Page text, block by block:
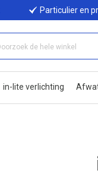
Particulier en
in-lite verlichting